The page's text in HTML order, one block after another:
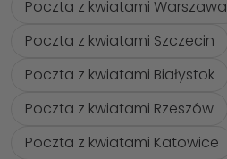
Poczta z kwiatami Warszawa
Poczta z kwiatami Szczecin
Poczta z kwiatami Białystok
Poczta z kwiatami Rzeszów
Poczta z kwiatami Katowice